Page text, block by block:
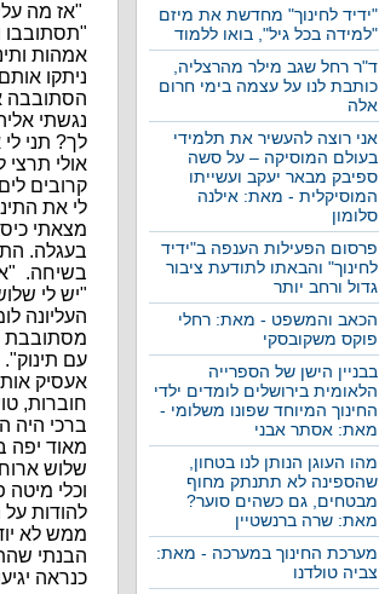
"ידיד לחינוך" מחדשת את מיזם
"למידה בכל גיל", בואו ללמוד
ד"ר רחל שגב מילר מהרצליה,
כותבת לנו על עצמה בימי חרום
אלה
אני רוצה להעשיר את תלמידי
בעולם המוסיקה – על סשה
ספיבק מבאר יעקב ועשייתו
המוסיקלית - מאת: אילנה
סלומון
פרסום הפעילות הענפה ב"ידיד
לחינוך" והבאתו לתודעת ציבור
גדול ורחב יותר
הכאב והמשפט - מאת: רחלי
פוקס משקובסקי
בבניין הישן של הספרייה
הלאומית בירושלים לומדים ילדי
החינוך המיוחד שפונו משלומי -
מאת: אסתר אבני
מהו העוגן הנותן לנו בטחון,
שהספינה לא תתנתק מחוף
מבטחים, גם כשהים סוער?
מאת: שרה ברנשטיין
מערכת החינוך במערכה - מאת:
צביה טולדנו
"אז מה
"תסתובבו
אמהות
ניתקו
הסתובבה
נגשתי
לך? תני
אולי תרצי
קרובים
לי את
מצאתי
בעגלה.
בשיחה.
"יש לי
מסתובבת
עם
אעסיק
חוברות,
ברכי היה
מאוד יפה
שלוש
וכלי
להודות
ממש לא
הבנתי
כנראה